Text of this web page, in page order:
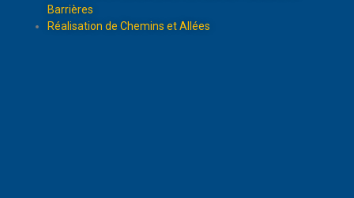
Barrières
Réalisation de Chemins et Allées